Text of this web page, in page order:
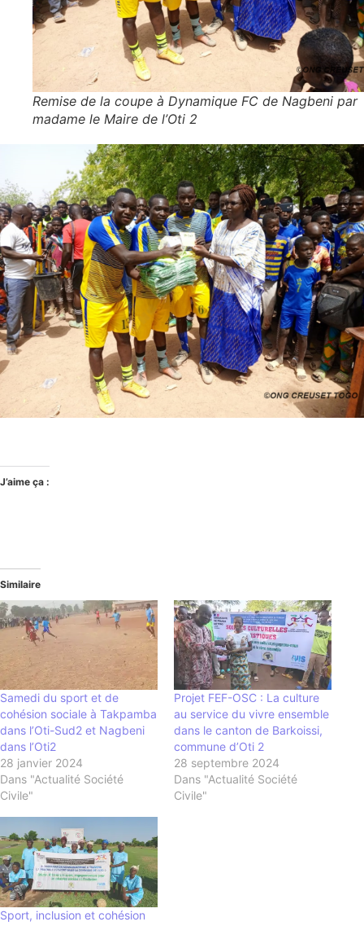
Remise de la coupe à Dynamique FC de Nagbeni par
madame le Maire de l’Oti 2
J’aime ça :
Similaire
Samedi du sport et de
cohésion sociale à Takpamba
dans l’Oti-Sud2 et Nagbeni
dans l’Oti2
28 janvier 2024
Dans "Actualité Société
Civile"
Projet FEF-OSC : La culture
au service du vivre ensemble
dans le canton de Barkoissi,
commune d’Oti 2
28 septembre 2024
Dans "Actualité Société
Civile"
Sport, inclusion et cohésion